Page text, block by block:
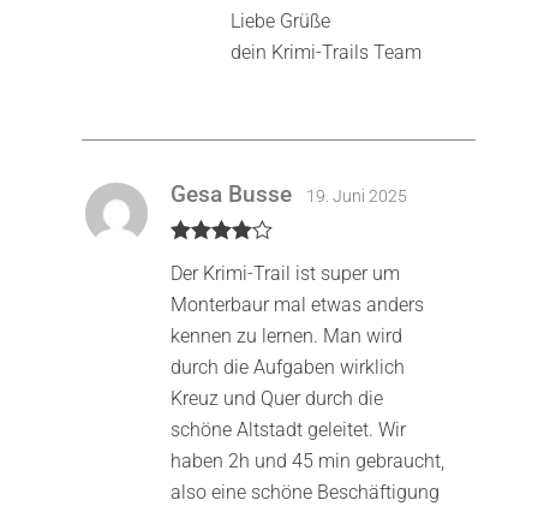
Liebe Grüße
dein Krimi-Trails Team
mit 4von
5
Gesa Busse 19. Juni 2025
Der Krimi-Trail ist super um
Monterbaur mal etwas anders
kennen zu lernen. Man wird
durch die Aufgaben wirklich
Kreuz und Quer durch die
schöne Altstadt geleitet. Wir
haben 2h und 45 min gebraucht,
also eine schöne Beschäftigung